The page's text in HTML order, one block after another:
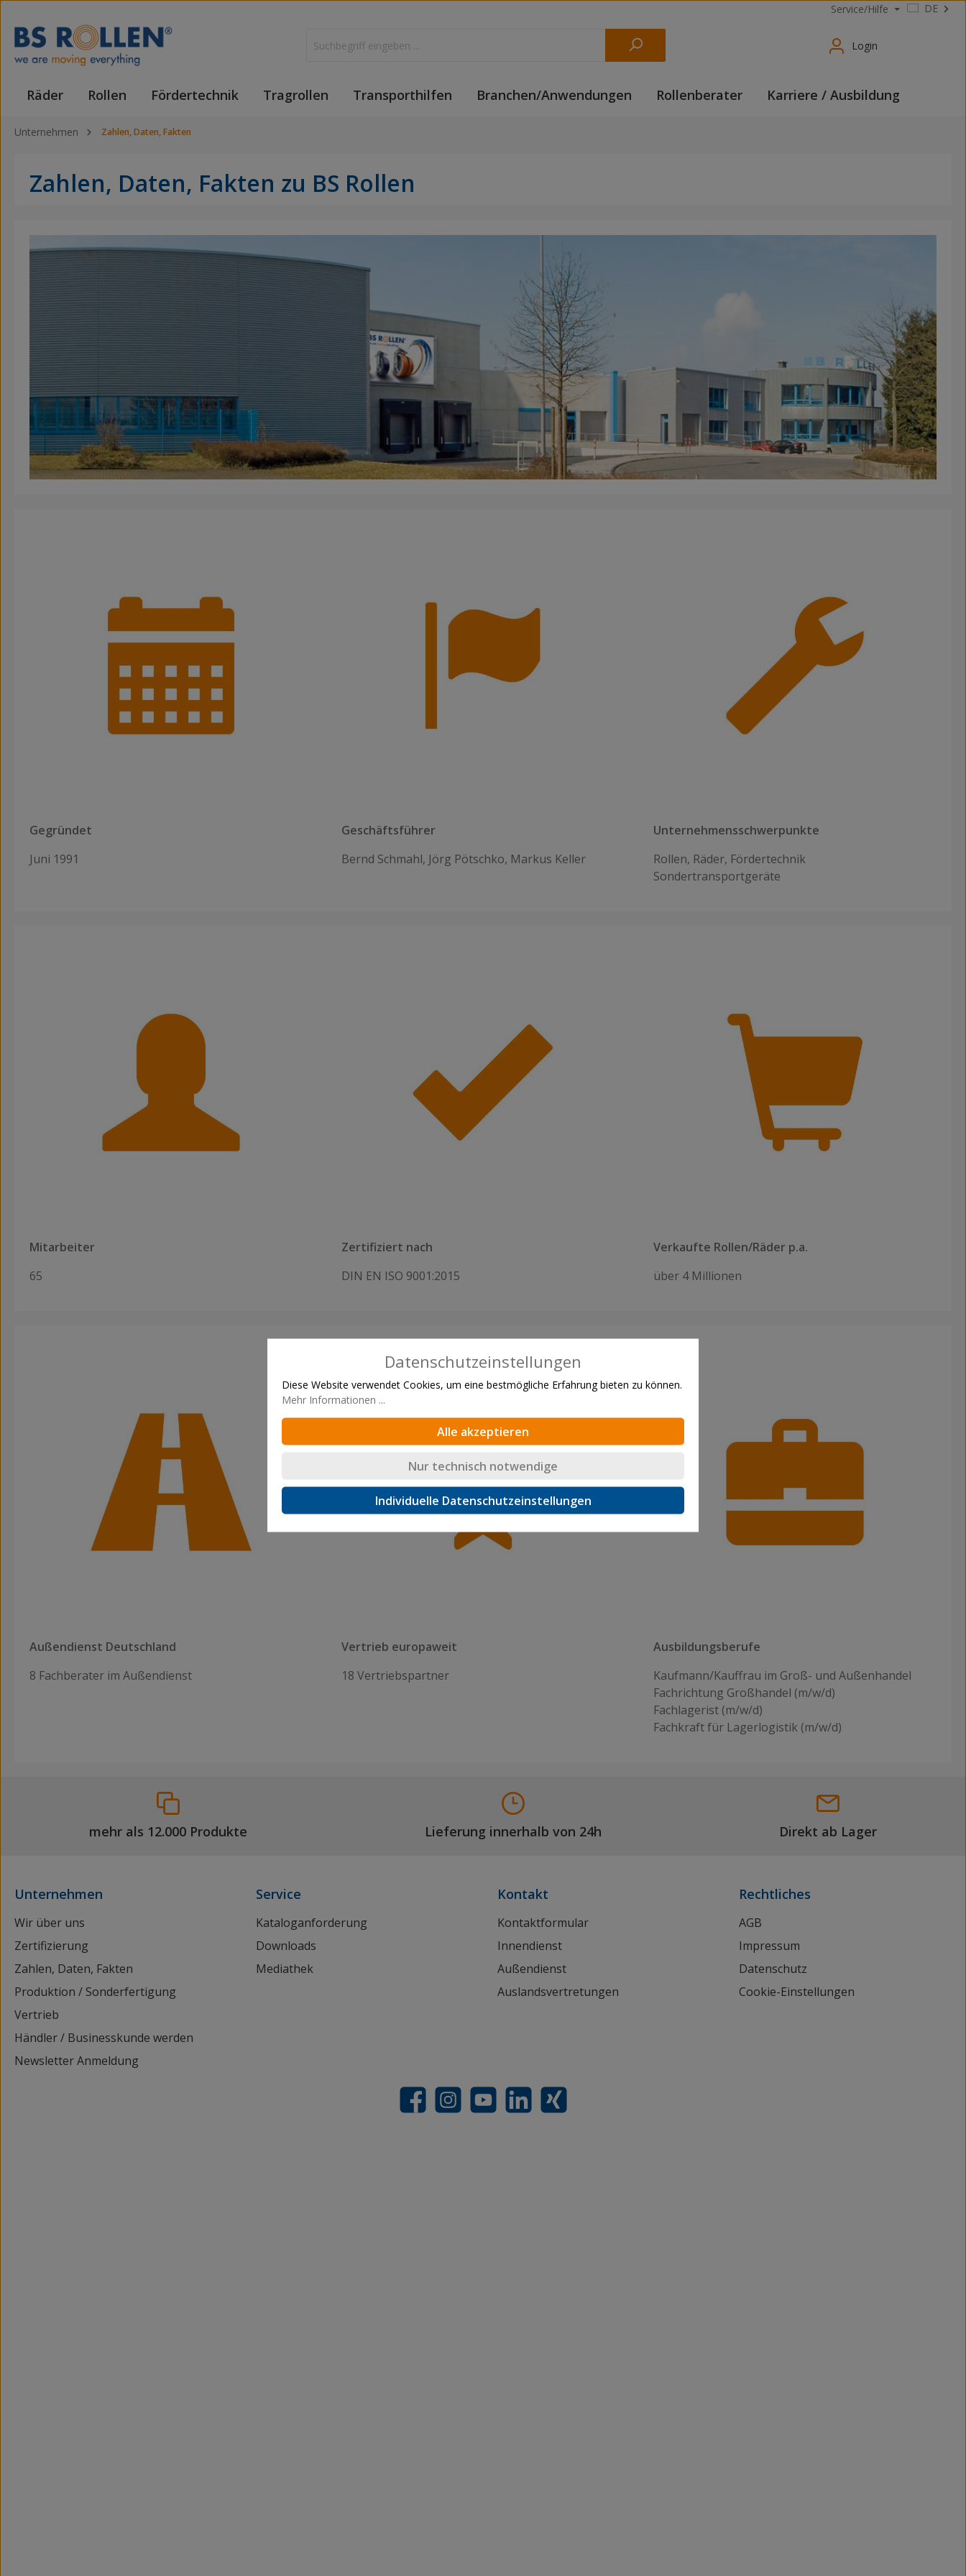
DE
Service/Hilfe
Login
Räder Rollen Fördertechnik Tragrollen Transporthilfen Branchen/Anwendungen Rollenberater Karriere / Ausbildung
Unternehmen Zahlen, Daten, Fakten
Zahlen, Daten, Fakten zu BS Rollen
Gegründet
Juni 1991
Geschäftsführer
Bernd Schmahl, Jörg Pötschko, Markus Keller
Unternehmensschwerpunkte
Rollen, Räder, Fördertechnik
Sondertransportgeräte
Mitarbeiter
65
Zertifiziert nach
DIN EN ISO 9001:2015
Verkaufte Rollen/Räder p.a.
über 4 Millionen
Außendienst Deutschland
8 Fachberater im Außendienst
Vertrieb europaweit
18 Vertriebspartner
Ausbildungsberufe
Kaufmann/Kauffrau im Groß- und Außenhandel
Fachrichtung Großhandel (m/w/d)
Fachlagerist (m/w/d)
Fachkraft für Lagerlogistik (m/w/d)
mehr als 12.000 Produkte Lieferung innerhalb von 24h Direkt ab Lager
Unternehmen
Wir über uns
Zertifizierung
Zahlen, Daten, Fakten
Produktion / Sonderfertigung
Vertrieb
Händler / Businesskunde werden
Newsletter Anmeldung
Service
Kataloganforderung
Downloads
Mediathek
Kontakt
Kontaktformular
Innendienst
Außendienst
Auslandsvertretungen
Rechtliches
AGB
Impressum
Datenschutz
Cookie-Einstellungen
FacebookInstagramYouTubeLinkedInXing
Datenschutzeinstellungen
Diese Website verwendet Cookies, um eine bestmögliche Erfahrung bieten zu können.
Mehr Informationen ...
Alle akzeptieren
Nur technisch notwendige
Individuelle Datenschutzeinstellungen